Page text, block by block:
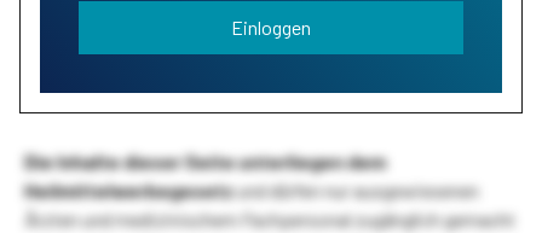
Einloggen
Die Inhalte dieser Seite unterliegen dem
Heilmittelwerbegesetzund dürfen nur ausgewiesenen
Ärzten und medizinischem Fachpersonal zugänglich gemacht